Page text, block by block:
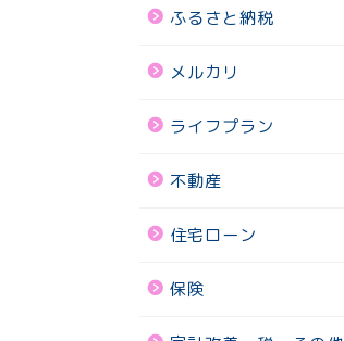
ふるさと納税
メルカリ
ライフプラン
不動産
住宅ローン
保険